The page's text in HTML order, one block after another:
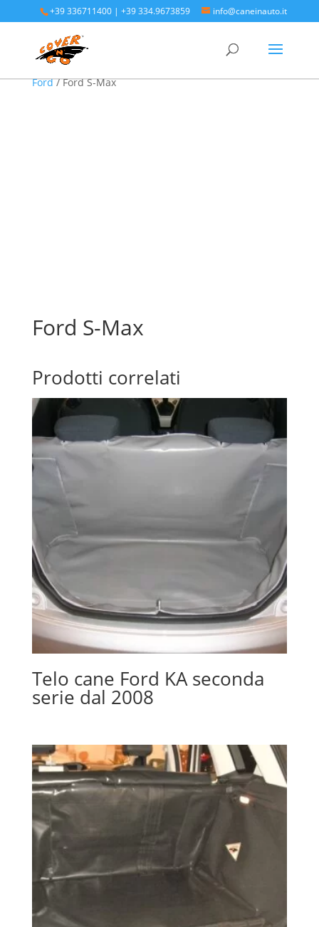
+39 336711400 |+39 334.9673859 info@caneinauto.it
Home/SALVA BAULE - Vasca Telo Copribaule
Auto/SALVA BAULE FORD - Vasca salva bagagliaio
Ford/ Ford S-Max
Ford S-Max
Prodotti correlati
Telo cane Ford KA seconda
serie dal 2008